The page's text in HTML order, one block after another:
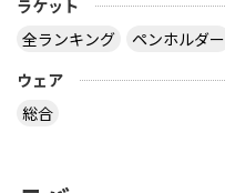
ラケット
全ランキング
ペンホルダー
ウェア
総合